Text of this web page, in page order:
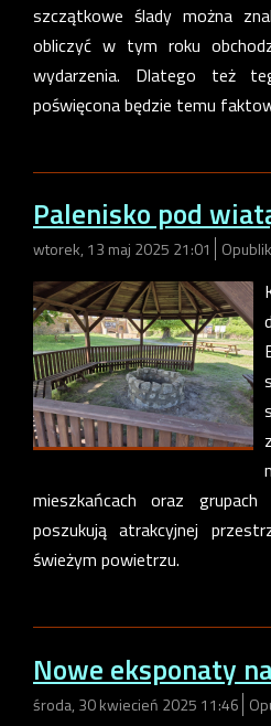
szczątkowe ślady można
obliczyć w tym roku
wydarzenia. Dlatego też
poświęcona będzie temu
Palenisko pod
wtorek, 13 maj 2025 21:01
mieszkańcach oraz grupach
poszukują atrakcyjnej
świeżym powietrzu.
Nowe eksponaty
środa, 30 kwiecień 2025 11:46